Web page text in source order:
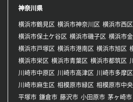
神奈川県
横浜市鶴見区 横浜市神奈川区 横浜市西区
横浜市保土ケ谷区 横浜市磯子区 横浜市
横浜市戸塚区 横浜市港南区 横浜市旭区
横浜市栄区 横浜市青葉区 横浜市都筑区
川崎市中原区 川崎市高津区 川崎市多摩区
川崎市麻生区 相模原市緑区 相模原市中
平塚市 鎌倉市 藤沢市 小田原市 茅ヶ崎市